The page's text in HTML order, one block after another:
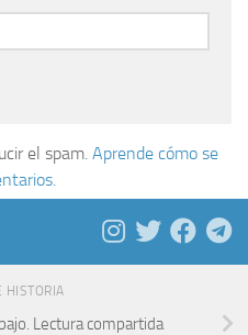
el spam. Aprende cómo se
HISTORIA
Lectura compartida